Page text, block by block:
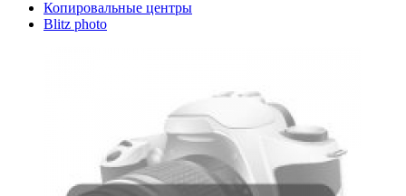
Копировальные центры
Blitz photo